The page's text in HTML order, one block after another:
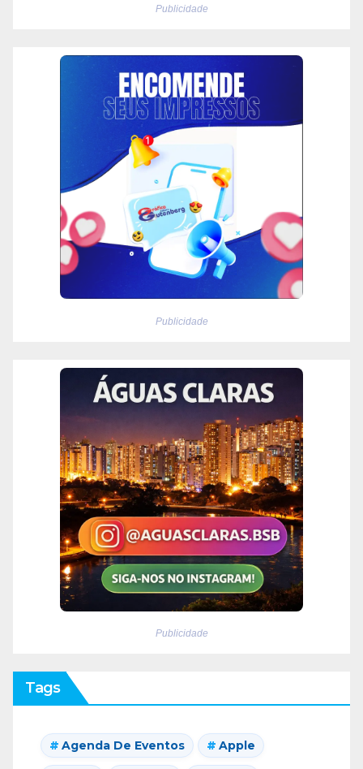
Publicidade
Publicidade
Publicidade
Tags
Agenda De Eventos Apple